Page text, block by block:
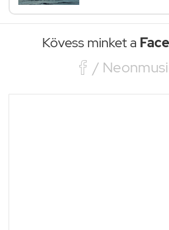
Kövess minket a
 /